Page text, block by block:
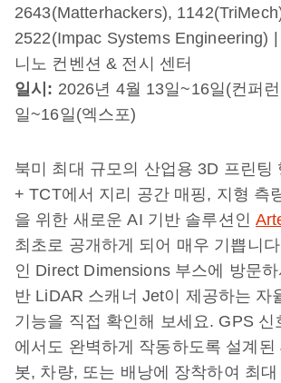
2643(Matterhackers),
2522(Impac Systems Engineering) |
니노 컨벤션 & 전시 센터
일시: 2026년 4월 13일~16일(컨퍼
일~16일(엑스포)
북미 최대 규모의 산업용 3D 프린팅
+ TCT에서 지리 공간 매핑, 지형 측
을 위한 새로운 AI 기반 솔루션인
최초로 공개하게 되어 매우 기쁩니
인 Direct Dimensions 부스에 방문하
반 LiDAR 스캐너 Jet이 제공하는 자
기능을 직접 확인해 보세요. GPS 신
에서도 완벽하게 작동하도록 설계된
봇, 차량, 또는 배낭에 장착하여 최